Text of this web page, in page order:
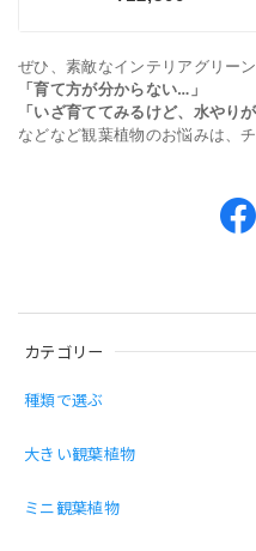
ぜひ、 素敵なインテリアグリー
「育て方が分からない…」
「いざ育ててみるけど、水やり
などなど観葉植物のお悩みは、
カテゴリー
種類で選ぶ
大きい観葉植物
ミニ観葉植物